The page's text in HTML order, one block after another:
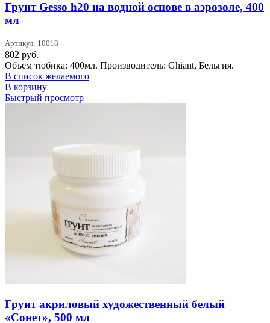
Грунт Gesso h20 на водной основе в аэрозоле, 400
мл
Артикул: 10018
802 руб.
Объем тюбика: 400мл. Производитель: Ghiant, Бельгия.
В список желаемого
В корзину
Быстрый просмотр
Грунт акриловый художественный белый
«Сонет», 500 мл